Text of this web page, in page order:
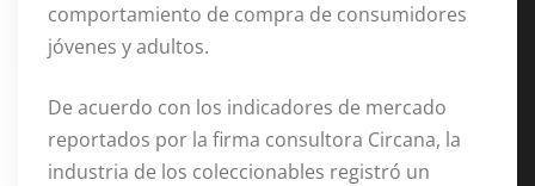
comportamiento de compra de consumidores
jóvenes y adultos.
De acuerdo con los indicadores de mercado
reportados por la firma consultora Circana, la
industria de los coleccionables registró un